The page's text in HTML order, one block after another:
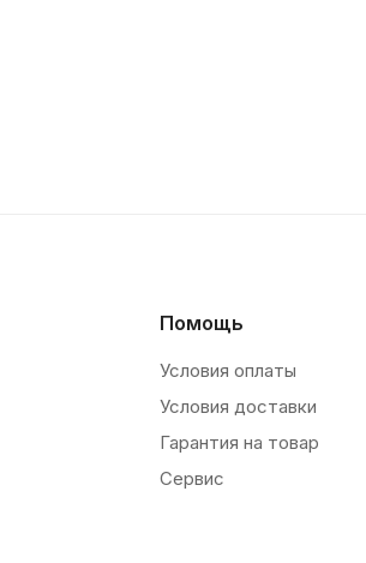
Помощь
Условия оплаты
Условия доставки
Гарантия на товар
Сервис